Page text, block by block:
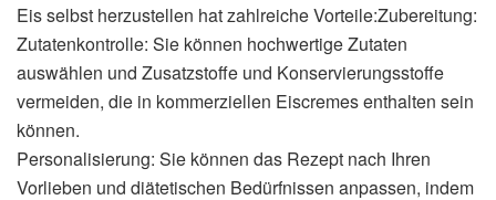
Eis selbst herzustellen hat zahlreiche Vorteile:Zubereitung:
Zutatenkontrolle: Sie können hochwertige Zutaten
auswählen und Zusatzstoffe und Konservierungsstoffe
vermeiden, die in kommerziellen Eiscremes enthalten sein
können.
Personalisierung: Sie können das Rezept nach Ihren
Vorlieben und diätetischen Bedürfnissen anpassen, indem